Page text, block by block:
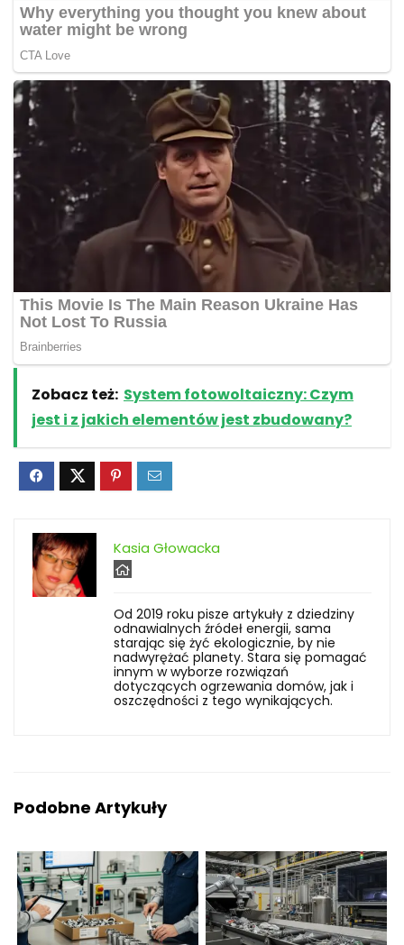
Zobacz też: System fotowoltaiczny: Czym
jest i z jakich elementów jest zbudowany?
Kasia Głowacka
Od 2019 roku pisze artykuły z dziedziny
odnawialnych źródeł energii, sama
starając się żyć ekologicznie, by nie
nadwyrężać planety. Stara się pomagać
innym w wyborze rozwiązań
dotyczących ogrzewania domów, jak i
oszczędności z tego wynikających.
Podobne Artykuły